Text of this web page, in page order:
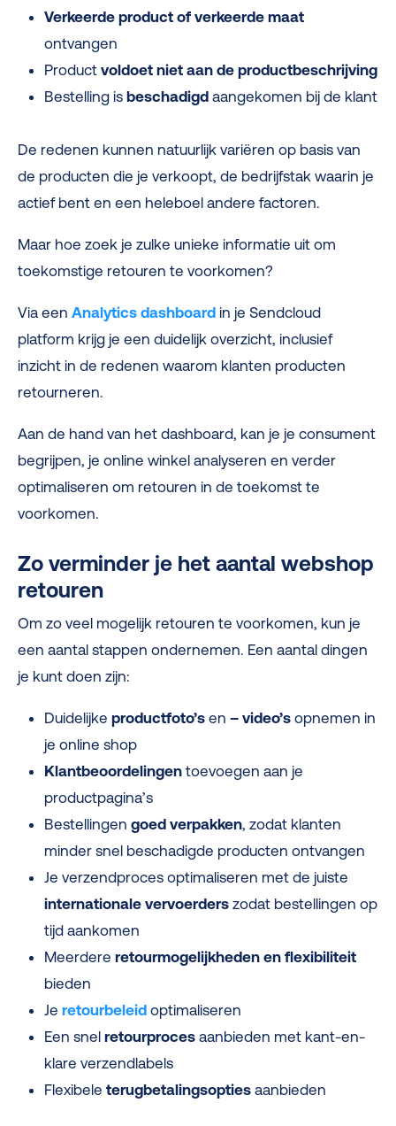
Verkeerde product of verkeerde maat
ontvangen
Product voldoet niet aan de productbeschrijving
Bestelling is beschadigd aangekomen bij de klant
De redenen kunnen natuurlijk variëren op basis van
de producten die je verkoopt, de bedrijfstak waarin je
actief bent en een heleboel andere factoren.
Maar hoe zoek je zulke unieke informatie uit om
toekomstige retouren te voorkomen?
Via een Analytics dashboard in je Sendcloud
platform krijg je een duidelijk overzicht, inclusief
inzicht in de redenen waarom klanten producten
retourneren.
Aan de hand van het dashboard, kan je je consument
begrijpen, je online winkel analyseren en verder
optimaliseren om retouren in de toekomst te
voorkomen.
Zo verminder je het aantal webshop
retouren
Om zo veel mogelijk retouren te voorkomen, kun je
een aantal stappen ondernemen. Een aantal dingen
je kunt doen zijn:
Duidelijke productfoto’s en – video’s opnemen in
je online shop
Klantbeoordelingen toevoegen aan je
productpagina’s
Bestellingen goed verpakken, zodat klanten
minder snel beschadigde producten ontvangen
Je verzendproces optimaliseren met de juiste
internationale vervoerders zodat bestellingen op
tijd aankomen
Meerdere retourmogelijkheden en flexibiliteit
bieden
Je retourbeleid optimaliseren
Een snel retourproces aanbieden met kant-en-
klare verzendlabels
Flexibele terugbetalingsopties aanbieden